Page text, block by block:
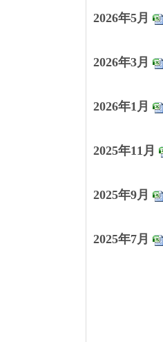
2026年5月
2026年3月
2026年1月
2025年11月
2025年9月
2025年7月